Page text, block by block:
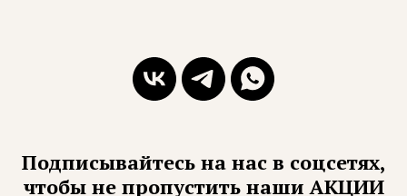
Подписывайтесь на нас в соцсетях,
чтобы не пропустить наши АКЦИИ